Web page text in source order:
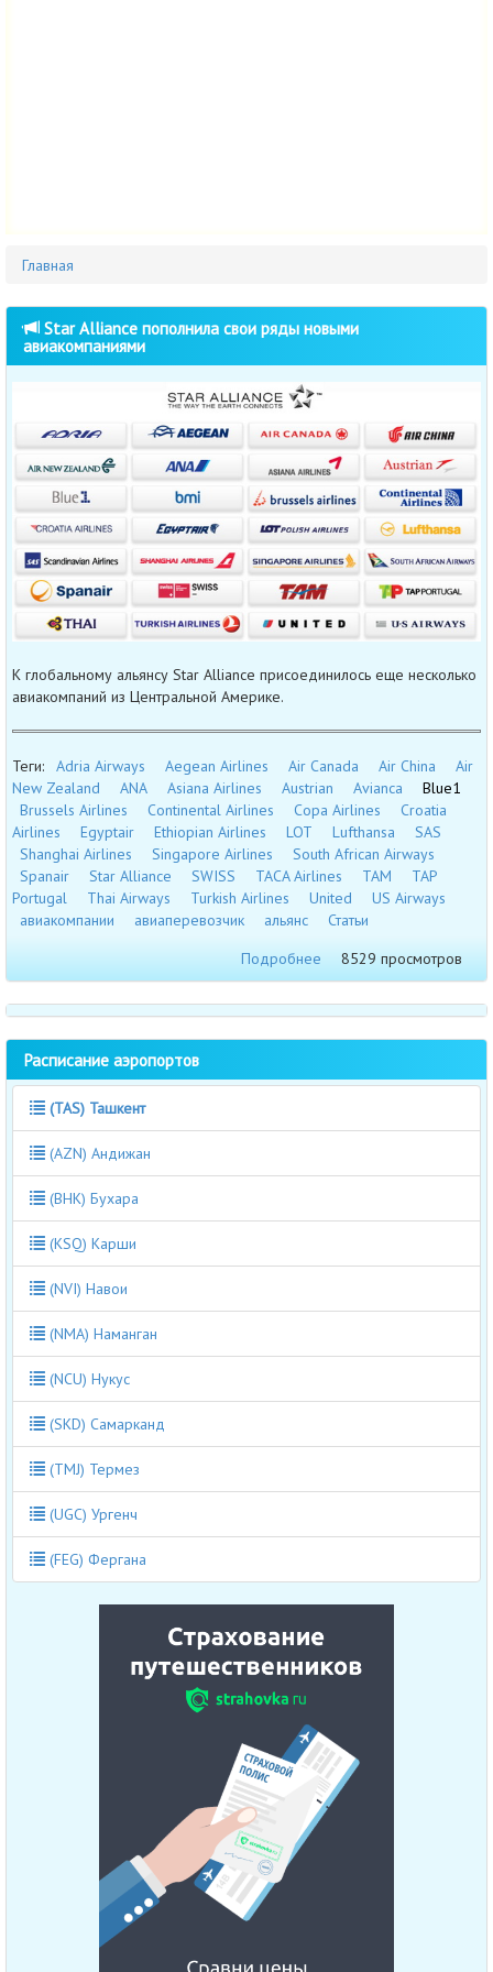
Главная
Star Alliance пополнила свои ряды новыми
авиакомпаниями
К глобальному альянсу Star Alliance присоединилось еще несколько
авиакомпаний из Центральной Америке.
Теги: Adria Airways Aegean Airlines Air Canada Air China
Air
New Zealand
ANA Asiana Airlines Austrian Avianca
Blue1
Brussels Airlines
Continental Airlines Copa Airlines
Croatia
Airlines
Egyptair Ethiopian Airlines LOT Lufthansa
SAS
Shanghai Airlines
Singapore Airlines
South African Airways
Spanair
Star Alliance SWISS TACA Airlines TAM
TAP
Portugal
Thai Airways Turkish Airlines United
US Airways
авиакомпании
авиаперевозчик альянс
Статьи
Подробнее
8529 просмотров
Расписание аэропортов
(TAS) Ташкент
(AZN) Андижан
(BHK) Бухара
(KSQ) Карши
(NVI) Навои
(NMA) Наманган
(NCU) Нукус
(SKD) Самарканд
(TMJ) Термез
(UGC) Ургенч
(FEG) Фергана